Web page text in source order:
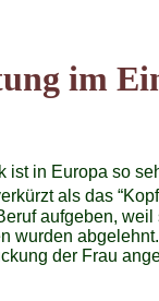
im
ist in Europa so
als das
aufgeben,
wurden
der Frau